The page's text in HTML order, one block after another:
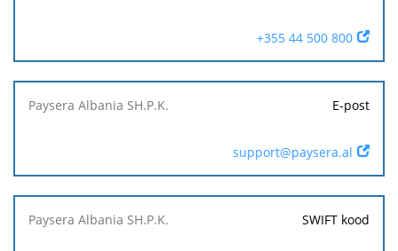
+355 44 500 800
E-post
support@paysera.al
SWIFT kood